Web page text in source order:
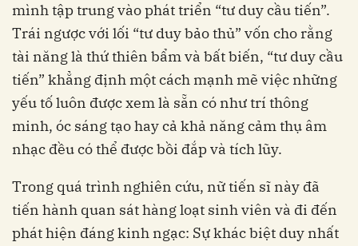
mình tập trung vào phát triển “tư duy cầu tiến”.
Trái ngược với lối “tư duy bảo thủ” vốn cho rằng
tài năng là thứ thiên bẩm và bất biến, “tư duy cầu
tiến” khẳng định một cách mạnh mẽ việc những
yếu tố luôn được xem là sẵn có như trí thông
minh, óc sáng tạo hay cả khả năng cảm thụ âm
nhạc đều có thể được bồi đắp và tích lũy.
Trong quá trình nghiên cứu, nữ tiến sĩ này đã
tiến hành quan sát hàng loạt sinh viên và đi đến
phát hiện đáng kinh ngạc: Sự khác biệt duy nhất